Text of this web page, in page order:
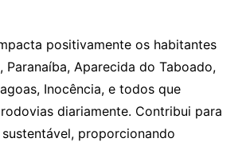
positivamente os habitantes
Paranaíba, Aparecida do Taboado,
Inocência, e todos que
diariamente. Contribui para
proporcionando